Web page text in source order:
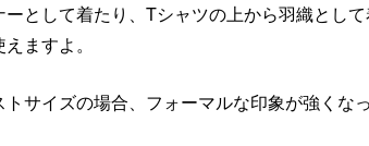
として着たり、Tシャツの上から羽織として
ますよ。
サイズの場合、フォーマルな印象が強くな